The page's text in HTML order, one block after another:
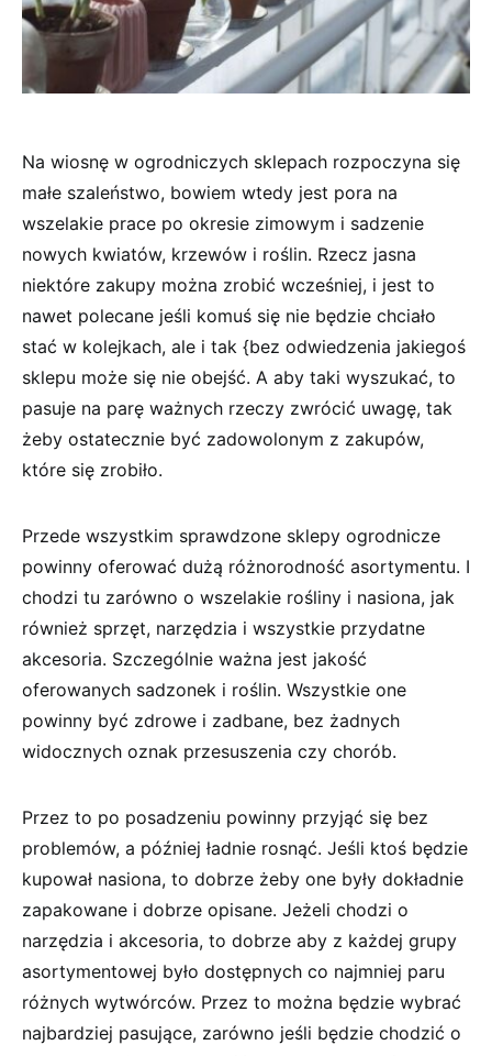
Na wiosnę w ogrodniczych sklepach rozpoczyna się
małe szaleństwo, bowiem wtedy jest pora na
wszelakie prace po okresie zimowym i sadzenie
nowych kwiatów, krzewów i roślin. Rzecz jasna
niektóre zakupy można zrobić wcześniej, i jest to
nawet polecane jeśli komuś się nie będzie chciało
stać w kolejkach, ale i tak {bez odwiedzenia jakiegoś
sklepu może się nie obejść. A aby taki wyszukać, to
pasuje na parę ważnych rzeczy zwrócić uwagę, tak
żeby ostatecznie być zadowolonym z zakupów,
które się zrobiło.
Przede wszystkim sprawdzone sklepy ogrodnicze
powinny oferować dużą różnorodność asortymentu. I
chodzi tu zarówno o wszelakie rośliny i nasiona, jak
również sprzęt, narzędzia i wszystkie przydatne
akcesoria. Szczególnie ważna jest jakość
oferowanych sadzonek i roślin. Wszystkie one
powinny być zdrowe i zadbane, bez żadnych
widocznych oznak przesuszenia czy chorób.
Przez to po posadzeniu powinny przyjąć się bez
problemów, a później ładnie rosnąć. Jeśli ktoś będzie
kupował nasiona, to dobrze żeby one były dokładnie
zapakowane i dobrze opisane. Jeżeli chodzi o
narzędzia i akcesoria, to dobrze aby z każdej grupy
asortymentowej było dostępnych co najmniej paru
różnych wytwórców. Przez to można będzie wybrać
najbardziej pasujące, zarówno jeśli będzie chodzić o